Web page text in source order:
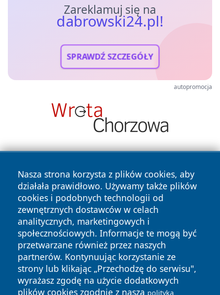
Zareklamuj się na
dabrowski24.pl!
SPRAWDŹ SZCZEGÓŁY
autopromocja
Nasza strona korzysta z plików cookies, aby
działała prawidłowo. Używamy także plików
cookies i podobnych technologii od
zewnętrznych dostawców w celach
analitycznych, marketingowych i
społecznościowych. Informacje te mogą być
przetwarzane również przez naszych
partnerów. Kontynuując korzystanie ze
strony lub klikając „Przechodzę do serwisu",
wyrażasz zgodę na użycie dodatkowych
plików cookies zgodnie z naszą polityką
Copyright © 2026 dabrowski24.pl Wszystkie prawa
zastrzeżone.
News Autorzy
Polityka
Prywatności
Polityka
Cookies